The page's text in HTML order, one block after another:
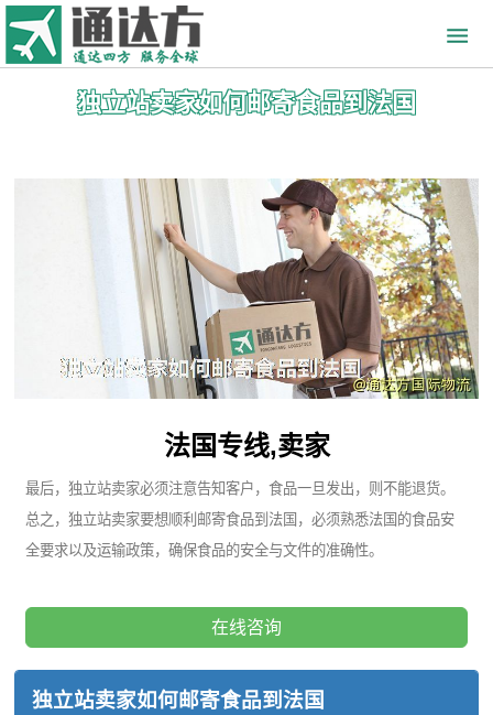
独立站卖家如何邮寄食品到法国
法国专线,卖家
最后，独立站卖家必须注意告知客户，食品一旦发出，则不能退货。
总之，独立站卖家要想顺利邮寄食品到法国，必须熟悉法国的食品安
全要求以及运输政策，确保食品的安全与文件的准确性。
在线咨询
独立站卖家如何邮寄食品到法国